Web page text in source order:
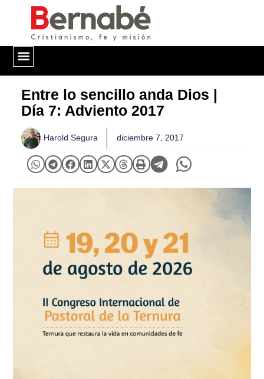
Entre lo sencillo anda Dios |
Día 7: Adviento 2017
Harold Segura diciembre 7, 2017